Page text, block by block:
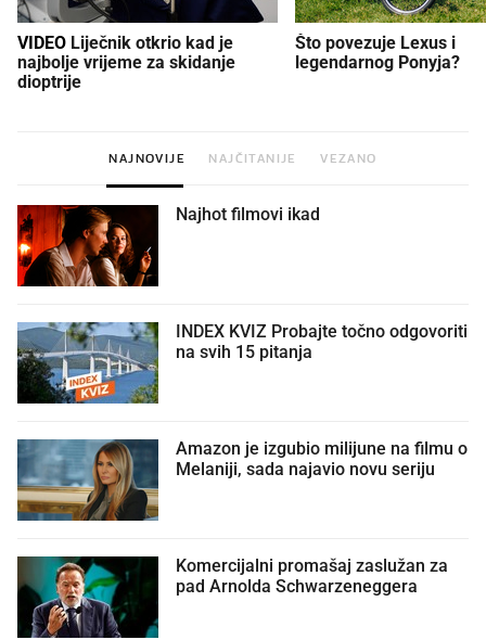
VIDEO
najbolje vrijeme za skidanje
dioptrije
Što povezuje Lexus i
legendarnog Ponyja?
NAJNOVIJE NAJČITANIJE VEZANO
Najhot filmovi ikad
INDEX KVIZ Probajte točno odgovoriti
na svih 15 pitanja
Amazon je izgubio milijune na filmu o
Melaniji, sada najavio novu seriju
Komercijalni promašaj zaslužan za
pad Arnolda Schwarzeneggera